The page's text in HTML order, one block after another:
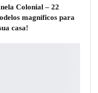
Colonial – 22
magníficos para
casa!